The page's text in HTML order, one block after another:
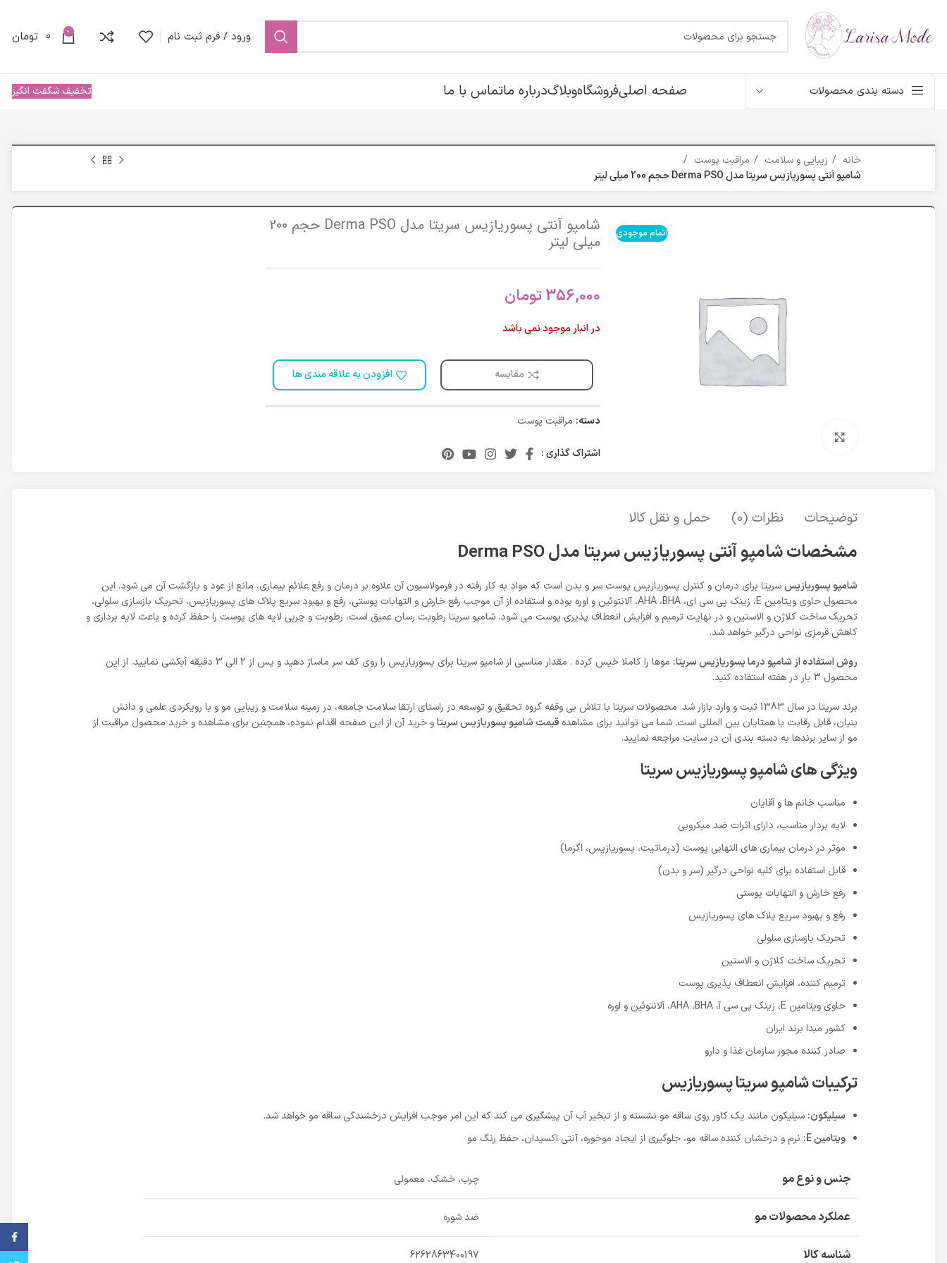
ورود / فرم ثبت نام 0
0 تومان
دسته بندی محصولات صفحه اصلیفروشگاهوبلاگدرباره ماتماس با ما تخفیف شگفت انگیز
خانه زیبایی و سلامت
مراقبت پوست
شامپو آنتی پسوریازیس سریتا مدل Derma PSO حجم 200 میلی لیتر
اتمام موجودی شامپو آنتی پسوریازیس سریتا مدل Derma PSO حجم 200
میلی لیتر
356,000تومان
در انبار موجود نمی باشد
مقایسه افزودن به علاقه مندی ها
دسته: مراقبت پوست
اشتراک گذاری :
توضیحات نظرات (0) حمل و نقل کالا
مشخصات شامپو آنتی پسوریازیس سریتا مدل Derma PSO
شامپو پسوریازیسسریتا برای درمان و کنترل پسوریازیس پوست سر و بدن است که مواد به کار رفته در فرمولاسیون آن علاوه بر درمان و رفع علائم بیماری، مانع از عود و بازگشت آن می شود. این
محصول حاوی ویتامین E، زینک پی سی ای، AHA ،BHA، آلانتوئین و اوره بوده و استفاده از آن موجب رفع خارش و التهابات پوستی، رفع و بهبود سریع پلاک های پسوریازیس، تحریک بازسازی سلولی،
تحریک ساخت کلاژن و الاستین و در نهایت ترمیم و افزایش انعطاف پذیری پوست می شود. شامپو سریتا رطوبت رسان عمیق است، رطوبت و چربی لایه های پوست را حفظ کرده و باعث لایه برداری و
کاهش قرمزی نواحی درگیر خواهد شد.
روش استفاده از شامپو درما پسوریازیس سریتا:
موها را کاملا خیس کرده . مقدار مناسبی از شامپو سریتا برای پسوریازیس را روی کف سر ماساژ دهید و پس از 2 الی 3 دقیقه آبکشی نمایید. از این
محصول 3 بار در هفته استفاده کنید.
برند سریتا در سال 1383 ثبت و وارد بازار شد. محصولات سریتا با تلاش بی وقفه گروه تحقیق و توسعه در راستای ارتقا سلامت جامعه، در زمینه سلامت و زیبایی مو و با رویکردی علمی و دانش
بنیان، قابل رقابت با همتایان بین المللی است. شما می توانید برای مشاهده قیمت شامپو پسوریازیس سریتاو خرید آن از این صفحه اقدام نموده، همچنین برای مشاهده و خرید محصول مراقبت از
مو از سایر برندها به دسته بندی آن در سایت مراجعه نمایید.
ویژگی های شامپو پسوریازیس سریتا
مناسب خانم ها و آقایان
لایه بردار مناسب، دارای اثرات ضد میکروبی
موثر در درمان بیماری های التهابی پوست (درماتیت، پسوریازیس، اگزما)
قابل استفاده برای کلیه نواحی درگیر (سر و بدن)
رفع خارش و التهابات پوستی
رفع و بهبود سریع پلاک های پسوریازیس
تحریک بازسازی سلولی
تحریک ساخت کلاژن و الاستین
ترمیم کننده، افزایش انعطاف پذیری پوست
حاوی ویتامین E، زینک پی سی آ، AHA ،BHA، آلانتوئین و اوره
کشور مبدا برند ایران
صادر کننده مجوز سازمان غذا و دارو
ترکیبات شامپو سریتا پسوریازیس
سیلیکون: سیلیکون مانند یک کاور روی ساقه مو نشسته و از تبخیر آب آن پیشگیری می کند که این امر موجب افزایش درخشندگی ساقه مو خواهد شد.
ویتامین E:
نرم و درخشان کننده ساقه مو، جلوگیری از ایجاد موخوره، آنتی اکسیدان، حفظ رنگ مو
جنس و نوع مو چرب، خشک، معمولی
عملکرد محصولات مو ضد شوره
شناسه کالا 6262863400197
فیس